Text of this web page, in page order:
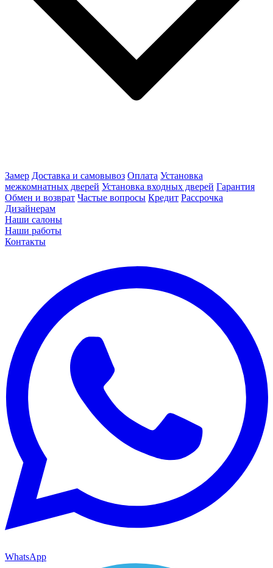
Замер Доставка и самовывоз Оплата Установка
межкомнатных дверей Установка входных дверей Гарантия
Обмен и возврат Частые вопросы Кредит Рассрочка
Дизайнерам
Наши салоны
Наши работы
Контакты
WhatsApp